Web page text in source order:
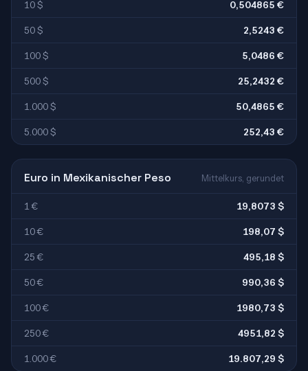
10 $ 0,504865 €
50 $ 2,5243 €
100 $ 5,0486 €
500 $ 25,2432 €
1.000 $ 50,4865 €
5.000 $ 252,43 €
Euro in Mexikanischer Peso Mittelkurs, gerundet
1 € 19,8073 $
10 € 198,07 $
25 € 495,18 $
50 € 990,36 $
100 € 1980,73 $
250 € 4951,82 $
1.000 € 19.807,29 $